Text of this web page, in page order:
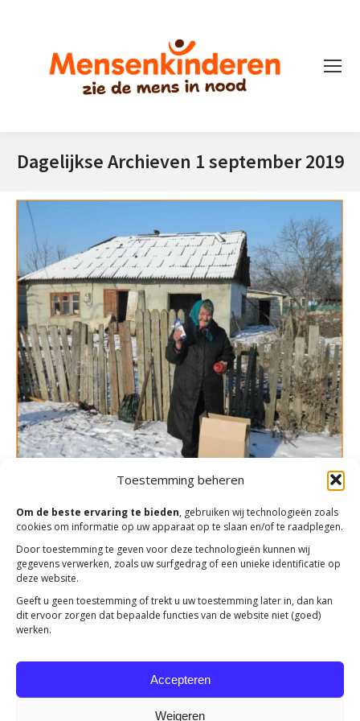
Toestemming beheren
Om de beste ervaring te bieden, gebruiken wij technologieën zoals
cookies om informatie op uw apparaat op te slaan en/of te raadplegen.
Door toestemming te geven voor deze technologieën kunnen wij
gegevens verwerken, zoals uw surfgedrag of een unieke identificatie op
deze website.
Geeft u geen toestemming of trekt u uw toestemming later in, dan kan
dit ervoor zorgen dat bepaalde functies van de website niet (goed)
werken.
Accepteren
Weigeren
Dagelijkse Archieven 1 september 2019
Actie Voedselpakketten winter 2018-2019
Verslagen DoorK Koster 1 september 2019
Moldavië hebben gedurende de wintermaanden
december, januari, februari en maart van
voedselpakkettenactie geholpen zijn.